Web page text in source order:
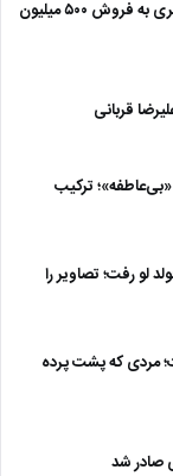
«مرد عنکبوتی» سریع‌تر از هر فیلم دیگری به فروش ۵۰۰ میلیون
قربانی
ترکیب
فولد لو رفت؛ تصاویر را
مردی که پشت پرده